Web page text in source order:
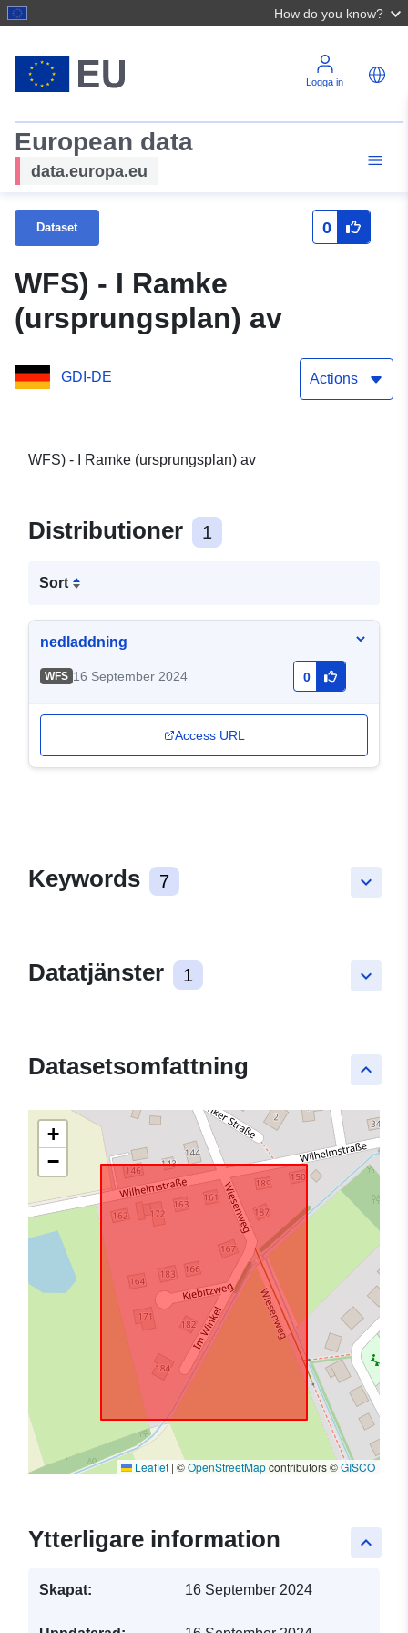
How do you know?
Logga in
European data
data.europa.eu
Dataset 0
WFS) - I Ramke
(ursprungsplan) av
GDI-DE Actions
WFS) - I Ramke (ursprungsplan) av
Distributioner 1
Sort
nedladdning
WFS 16 September 2024 0
Access URL
keyboard_arrow_down
Keywords 7
keyboard_arrow_down
Datatjänster 1
keyboard_arrow_up
Datasetsomfattning
+
−
Leaflet | ©OpenStreetMapcontributors ©GISCO
keyboard_arrow_up
Ytterligare information
Skapat: 16 September 2024